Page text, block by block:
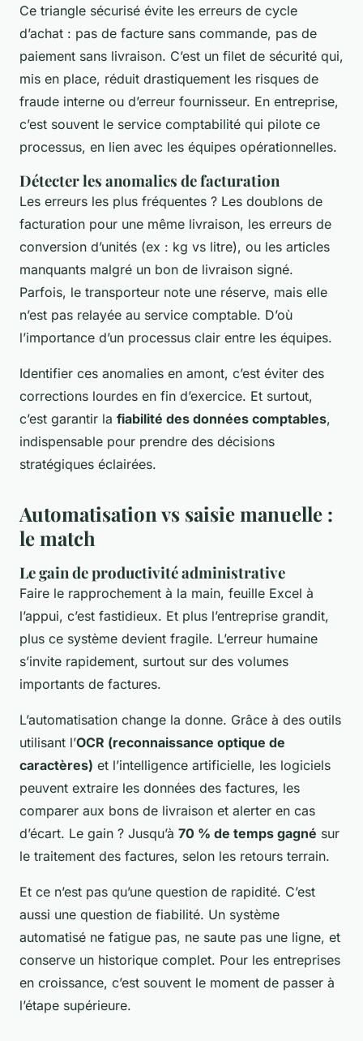
Ce triangle sécurisé évite les erreurs de cycle
d’achat : pas de facture sans commande, pas de
paiement sans livraison. C’est un filet de sécurité qui,
mis en place, réduit drastiquement les risques de
fraude interne ou d’erreur fournisseur. En entreprise,
c’est souvent le service comptabilité qui pilote ce
processus, en lien avec les équipes opérationnelles.
Détecter les anomalies de facturation
Les erreurs les plus fréquentes ? Les doublons de
facturation pour une même livraison, les erreurs de
conversion d’unités (ex : kg vs litre), ou les articles
manquants malgré un bon de livraison signé.
Parfois, le transporteur note une réserve, mais elle
n’est pas relayée au service comptable. D’où
l’importance d’un processus clair entre les équipes.
Identifier ces anomalies en amont, c’est éviter des
corrections lourdes en fin d’exercice. Et surtout,
c’est garantir la fiabilité des données comptables,
indispensable pour prendre des décisions
stratégiques éclairées.
Automatisation vs saisie manuelle :
le match
Le gain de productivité administrative
Faire le rapprochement à la main, feuille Excel à
l’appui, c’est fastidieux. Et plus l’entreprise grandit,
plus ce système devient fragile. L’erreur humaine
s’invite rapidement, surtout sur des volumes
importants de factures.
L’automatisation change la donne. Grâce à des outils
utilisant l’OCR (reconnaissance optique de
caractères) et l’intelligence artificielle, les logiciels
peuvent extraire les données des factures, les
comparer aux bons de livraison et alerter en cas
d’écart. Le gain ? Jusqu’à 70 % de temps gagné sur
le traitement des factures, selon les retours terrain.
Et ce n’est pas qu’une question de rapidité. C’est
aussi une question de fiabilité. Un système
automatisé ne fatigue pas, ne saute pas une ligne, et
conserve un historique complet. Pour les entreprises
en croissance, c’est souvent le moment de passer à
l’étape supérieure.